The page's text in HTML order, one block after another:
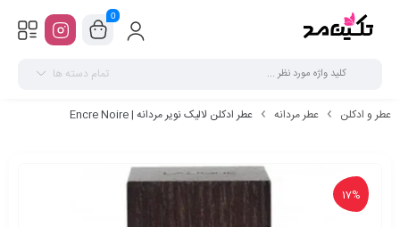
0
تمام دسته ها
عطر و ادکلن عطر مردانه عطر ادکلن لالیک نویر مردانه | Encre Noire
17%